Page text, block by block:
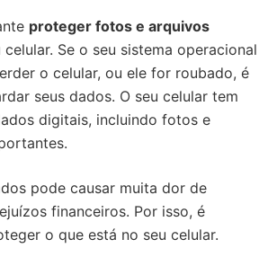
proteger fotos e arquivos
celular. Se o seu sistema operacional
o celular, ou ele for roubado, é
seus dados. O seu celular tem
digitais, incluindo fotos e
pode causar muita dor de
financeiros. Por isso, é
o que está no seu celular.